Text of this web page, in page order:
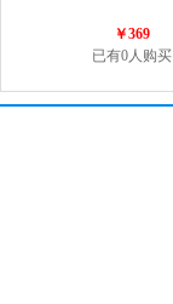
￥369
已有0人购买